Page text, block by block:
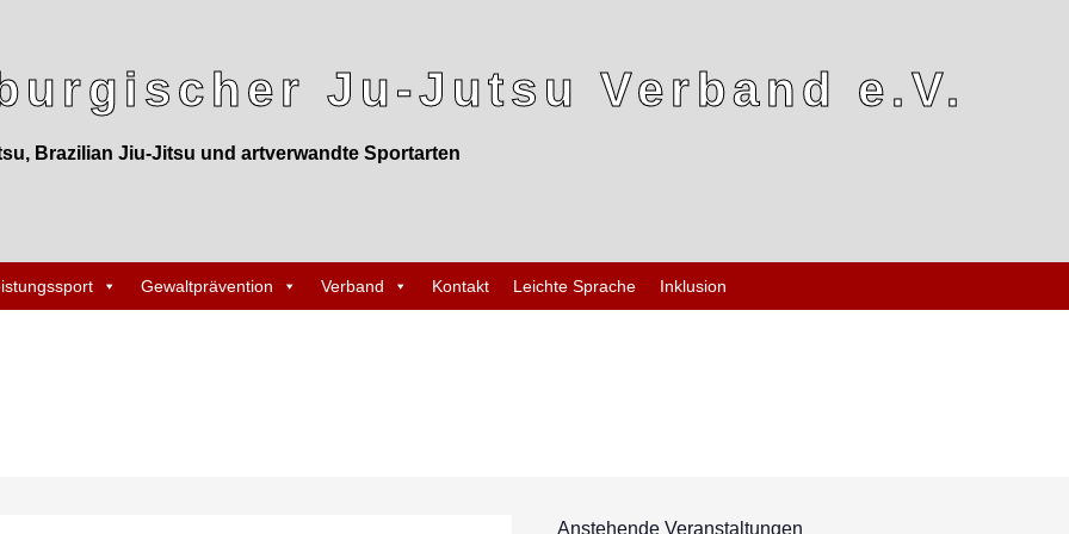
Ju-Jutsu Verband e.V.
Brazilian Jiu-Jitsu und artverwandte Sportarten
Gewaltprävention Verband Kontakt Leichte Sprache Inklusion
Anstehende Veranstaltungen